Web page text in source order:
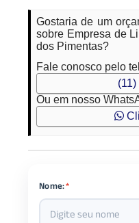
Gostaria de um
sobre Empresa de
dos Pimentas?
Fale conosco pelo
Ou em nosso
Nome:*